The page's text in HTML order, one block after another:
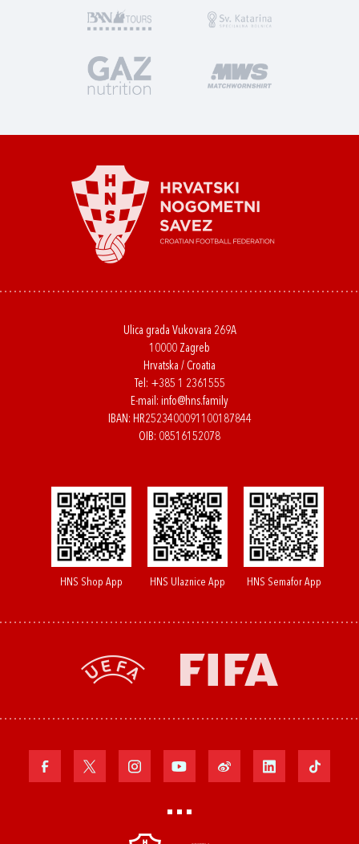
Ulica grada Vukovara 269A
10000 Zagreb
Hrvatska / Croatia
Tel: +385 1 2361555
E-mail: info@hns.family
IBAN: HR2523400091100187844
OIB: 08516152078
HNS Shop App HNS Ulaznice App HNS Semafor App